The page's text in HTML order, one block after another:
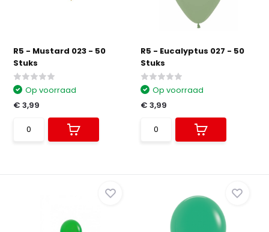
R5 - Mustard 023 - 50
Stuks
Op voorraad
€ 3,99
R5 - Eucalyptus 027 - 50
Stuks
Op voorraad
€ 3,99